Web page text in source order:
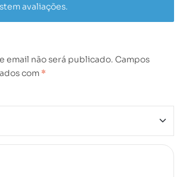
avaliações.
email não será publicado. Campos
com *